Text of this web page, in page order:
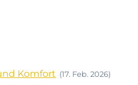
Komfort (17. Feb. 2026)